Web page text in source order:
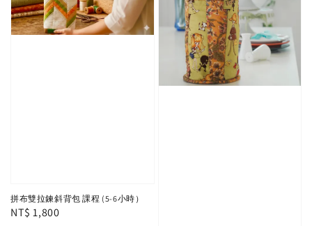
拼布雙拉鍊斜背包 課程 (5-6小時）
Regular
NT$ 1,800